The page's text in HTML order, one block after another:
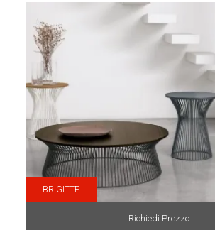
BRIGITTE
Richiedi Prezzo